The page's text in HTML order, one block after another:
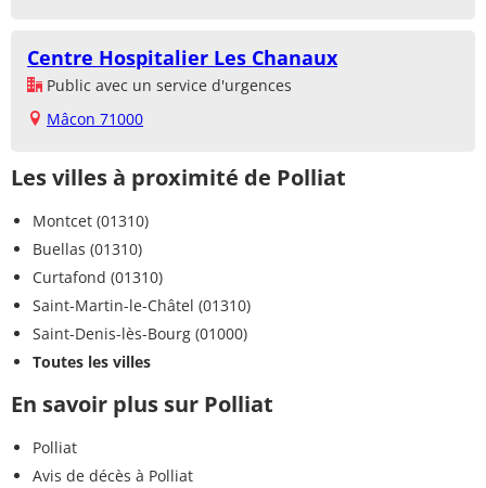
Centre Hospitalier Les Chanaux
Public avec un service d'urgences
Mâcon 71000
Les villes à proximité de Polliat
Montcet (01310)
Buellas (01310)
Curtafond (01310)
Saint-Martin-le-Châtel (01310)
Saint-Denis-lès-Bourg (01000)
Toutes les villes
En savoir plus sur Polliat
Polliat
Avis de décès à Polliat